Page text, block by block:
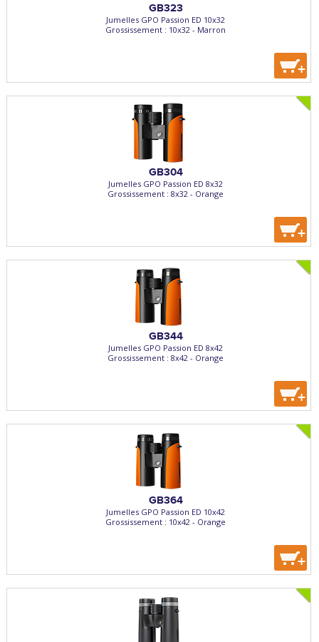
GB323
Jumelles GPO Passion ED 10x32
Grossissement : 10x32 - Marron
+
GB304
Jumelles GPO Passion ED 8x32
Grossissement : 8x32 - Orange
+
GB344
Jumelles GPO Passion ED 8x42
Grossissement : 8x42 - Orange
+
GB364
Jumelles GPO Passion ED 10x42
Grossissement : 10x42 - Orange
+